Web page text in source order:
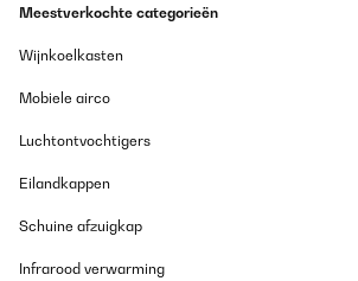
Die Flasche an sich ist super Toll, nur der
bitte Kontaktieren Sie mich per Email
_______________________________
ANTWORT
Sehr geehrter Kunde,
vielen Dank für Ihren Kommentar. Es freut
Ihnen die Größe der Flasche gefällt. Es tut
die Kappe nach 8 Monaten Gebrauch
Meestverkochte categorieën
Wijnkoelkasten
Mobiele airco
Luchtontvochtigers
Eilandkappen
Schuine afzuigkap
Infrarood verwarming